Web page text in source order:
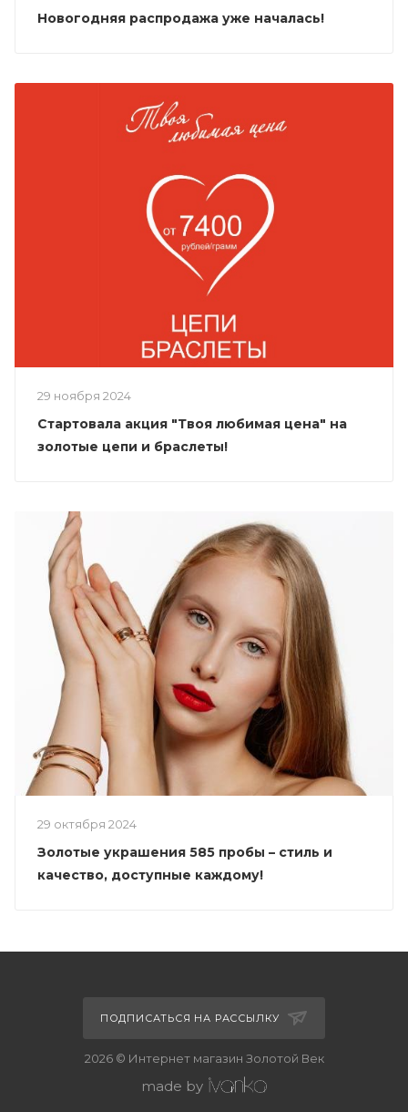
Новогодняя распродажа уже началась!
29 ноября 2024
Стартовала акция "Твоя любимая цена" на
золотые цепи и браслеты!
29 октября 2024
Золотые украшения 585 пробы – стиль и
качество, доступные каждому!
ПОДПИСАТЬСЯ НА РАССЫЛКУ
2026 © Интернет магазин Золотой Век
made by